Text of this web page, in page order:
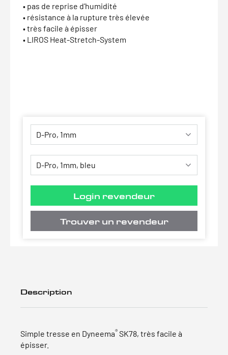
• pas de reprise d’humidité
• résistance à la rupture très élevée
• très facile à épisser
• LIROS Heat-Stretch-System
Login revendeur
Trouver un revendeur
Description
Simple tresse en Dyneema® SK78, très facile à
épisser.